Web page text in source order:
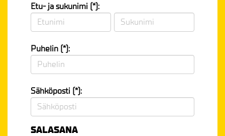
Etu- ja sukunimi (*):
Puhelin (*):
Sähköposti (*):
SALASANA